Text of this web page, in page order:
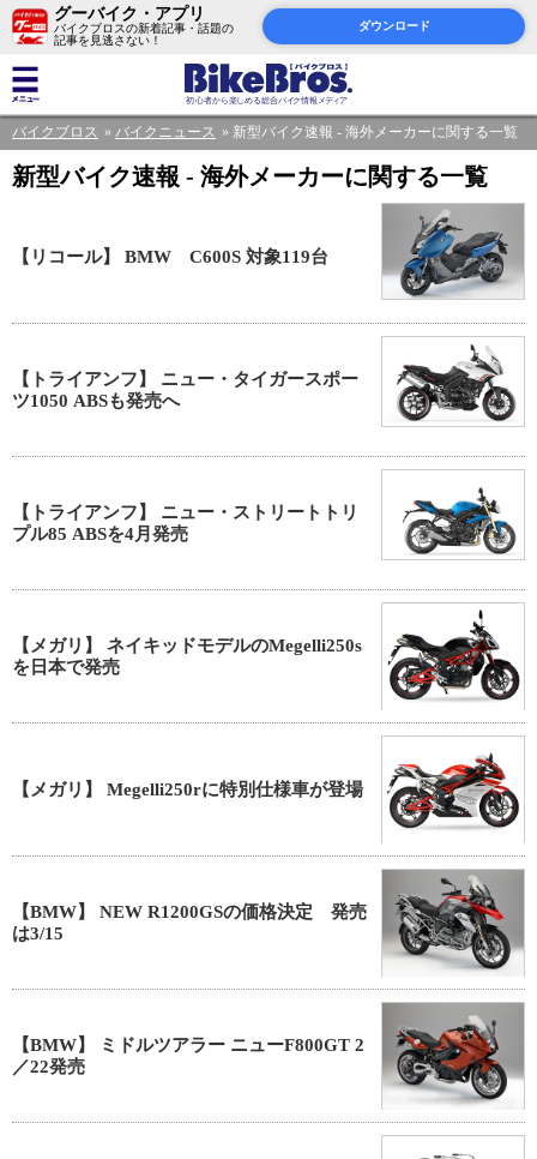
グーバイク・アプリ
バイクブロスの新着記事・話題の
記事を見逃さない！
ダウンロード
バイクブロス バイクニュース 新型バイク速報 - 海外メーカーに関する一覧
新型バイク速報 - 海外メーカーに関する一覧
【リコール】 BMW C600S 対象119台
【トライアンフ】 ニュー・タイガースポー
ツ1050 ABSも発売へ
【トライアンフ】 ニュー・ストリートトリ
プル85 ABSを4月発売
【メガリ】 ネイキッドモデルのMegelli250s
を日本で発売
【メガリ】 Megelli250rに特別仕様車が登場
【BMW】 NEW R1200GSの価格決定 発売
は3/15
【BMW】 ミドルツアラー ニューF800GT 2
／22発売